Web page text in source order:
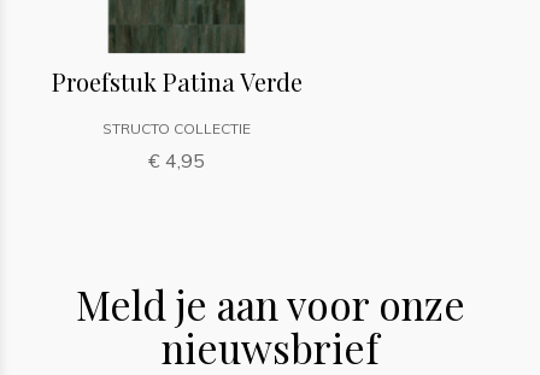
Proefstuk Patina Verde
STRUCTO COLLECTIE
€ 4,95
Meld je aan voor onze
nieuwsbrief